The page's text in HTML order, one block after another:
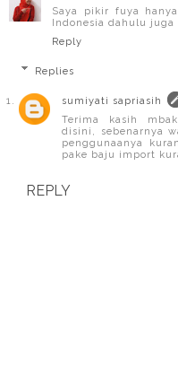
Saya pikir fuya
Indonesia dahulu
Reply
Replies
sumiyati sapriasih
Terima kasih
disini, sebenarnya
penggunaanya
pake baju import
REPLY